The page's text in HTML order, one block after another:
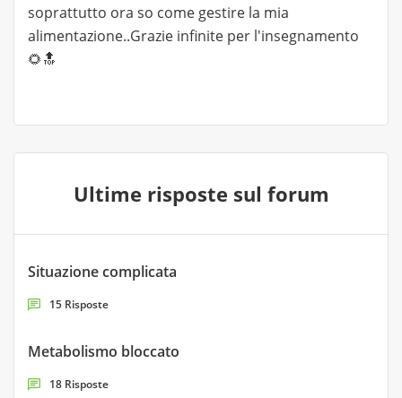
soprattutto ora so come gestire la mia
alimentazione..Grazie infinite per l'insegnamento
🌻🔝
Ultime risposte sul forum
Situazione complicata
15 Risposte
Metabolismo bloccato
18 Risposte